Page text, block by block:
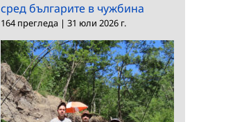
сред българите в чужбина
164 прегледа | 31 юли 2026 г.